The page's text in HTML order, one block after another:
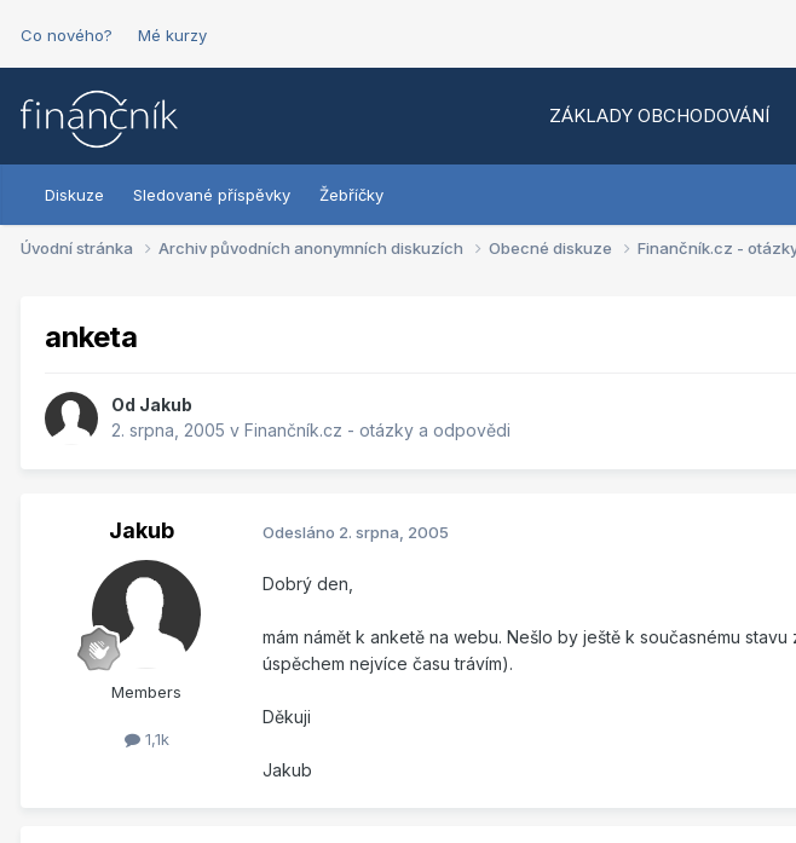
Co nového? Mé kurzy
ZÁKLADY OBCHODOVÁNÍ
Diskuze Sledované příspěvky Žebříčky
Úvodní stránka Archiv původních anonymních diskuzích Obecné diskuze Finančník.cz -
anketa
Od Jakub
2. srpna, 2005 v Finančník.cz - otázky a odpovědi
Jakub
Members
1,1k
Odesláno 2. srpna, 2005
Dobrý den,
mám námět k anketě na webu. Nešlo by ještě k současnému
úspěchem nejvíce času trávím).
Děkuji
Jakub